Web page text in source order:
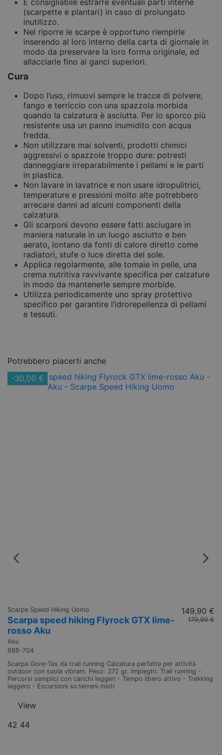
(scarpette e plantari) in caso di prolungato
inutilizzo.
Nel riporre le scarpe è opportuno riempirle
inserendo al loro interno della carta di giornale in
modo da preservare la loro forma originale, ed
allacciarle fino ai ganci superiori.
Cura
Dopo l’uso, rimuovi sempre le tracce di polvere,
fango e terriccio con una spazzola morbida
quando la calzatura è asciutta. Per lo sporco più
resistente usa un panno inumidito con acqua
fredda.
Non utilizzare mai solventi, prodotti chimici
aggressivi o spazzole troppo dure: potresti
danneggiare irreparabilmente i pellami e le parti
in plastica.
Non lavare in lavatrice e non usare idropulitrici,
temperature e pressioni molto alte potrebbero
arrecare danni ad alcuni componenti della
calzatura.
Gli scarponi devono essere fatti asciugare in
maniera naturale in un luogo asciutto e ben
aerato, lontano da fonti di calore diretto come
radiatori, stufe o luce diretta del sole.
Applica regolarmente, alle tomaie in pelle, una
crema nutritiva ravvivante specifica per calzature
in modo da mantenerle sempre morbide.
Utilizza periodicamente uno spray protettivo
specifico per garantire l’idrorepellenza di pellami
e tessuti.
Potrebbero piacerti anche
-30,00 €
Scarpe Speed Hiking Uomo
Scarpa speed hiking Flyrock GTX lime-
rosso Aku
Aku
698-704
149,90 €
179,90 €
Scarpa Gore-Tex da trail running Calzatura perfette per attività
outdoor con suola vibram. Peso: 372 gr. Impieghi: Trail running -
Percorsi semplici con carichi leggeri - Tempo libero attivo - Trekking
leggero - Escursioni su terreni misti
View
42 44